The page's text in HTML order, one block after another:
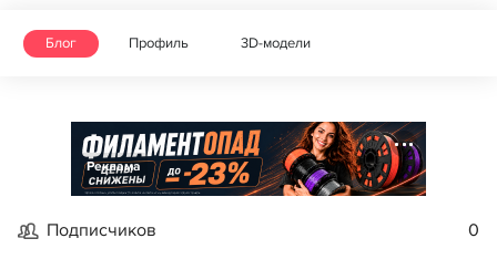
Блог Профиль 3D-модели
Реклама
Подписчиков 0